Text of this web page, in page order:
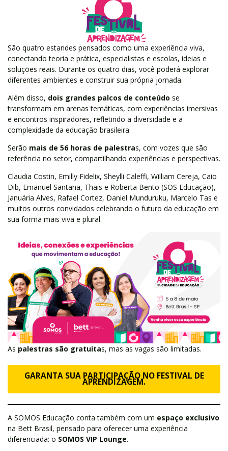
São quatro estandes pensados como uma experiência viva,
conectando teoria e prática, especialistas e escolas, ideias e
soluções reais. Durante os quatro dias, você poderá explorar
diferentes ambientes e construir sua própria jornada.
Além disso, dois grandes palcos de conteúdo se
transformam em arenas temáticas, com experiências imersivas
e encontros inspiradores, refletindo a diversidade e a
complexidade da educação brasileira.
Serão mais de 56 horas de palestras, com vozes que são
referência no setor, compartilhando experiências e perspectivas.
Claudia Costin, Emilly Fidelix, Sheylli Caleffi, William Cereja, Caio
Dib, Emanuel Santana, Thais e Roberta Bento (SOS Educação),
Januária Alves, Rafael Cortez, Daniel Munduruku, Marcelo Tas e
muitos outros convidados celebrando o futuro da educação em
sua forma mais viva e plural.
As palestras são gratuitas, mas as vagas são limitadas.
GARANTA SUA PARTICIPAÇÃO NO FESTIVAL DE
APRENDIZAGEM.
A SOMOS Educação conta também com um espaço exclusivo
na Bett Brasil, pensado para oferecer uma experiência
diferenciada: o SOMOS VIP Lounge.